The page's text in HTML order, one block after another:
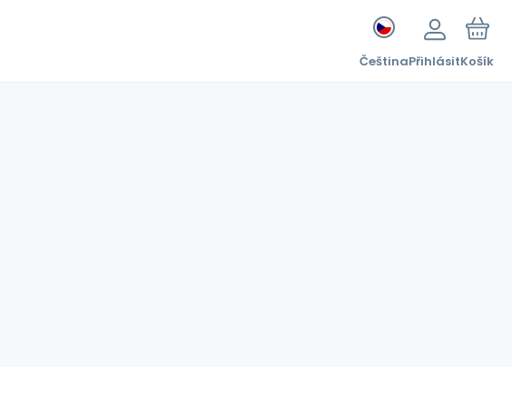
ČeštinaPřihlásitKošík